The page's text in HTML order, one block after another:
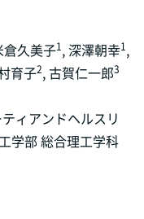
倉久美子1, 深澤朝幸1,
育子2, 古賀仁一郎3
ティアンドヘルスリ
学部 総合理工学科